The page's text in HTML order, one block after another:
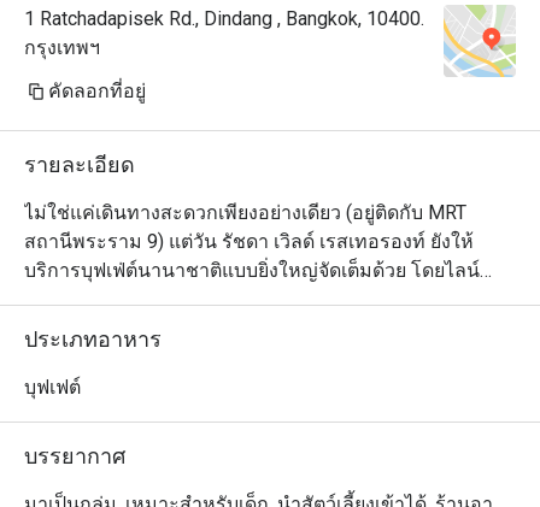
1 Ratchadapisek Rd., Dindang , Bangkok, 10400.
กรุงเทพฯ
คัดลอกที่อยู่
รายละเอียด
ไม่ใช่แค่เดินทางสะดวกเพียงอย่างเดียว (อยู่ติดกับ MRT
สถานีพระราม 9) แต่วัน รัชดา เวิลด์ เรสเทอรองท์ ยังให้
บริการบุฟเฟ่ต์นานาชาติแบบยิ่งใหญ่จัดเต็มด้วย โดยไลน์
อาหารมีทั้งอาหารเช้าแบบตะวันตก ซีฟู้ดสดใหม่ รวมถึงเมนู
อร่อยจากทั่วทุกมุมโลก สตรีทฟู้ดของไทย และขนมหวาน
มื้อและทุกโอกาส เพราะทางร้านมีเมนูอาหารที่ทุกคน
ประเภทอาหาร
บุฟเฟต์
บรรยากาศ